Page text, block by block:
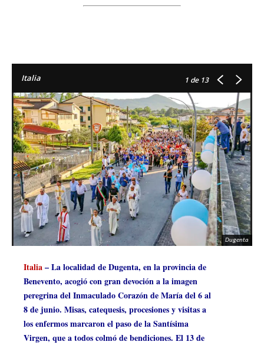
Italia 1 de 13
Dugenta
Italia– La localidad de Dugenta, en la provincia de
Benevento, acogió con gran devoción a la imagen
peregrina del Inmaculado Corazón de María del 6 al
8 de junio. Misas, catequesis, procesiones y visitas a
los enfermos marcaron el paso de la Santísima
Virgen, que a todos colmó de bendiciones. El 13 de